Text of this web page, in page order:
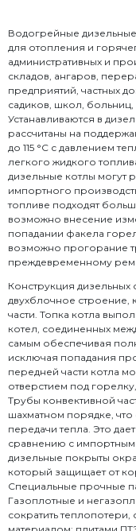
Водогрейные
для отопления и
административных и
складов, ангаров,
предприятий, частных
садиков, школ, больниц,
Устанавливаются в
рассчитаны на
до 115 °С с давлением
легкого жидкого
дизельные котлы могут
импортного
топливе подходят
возможно внесение
попадании факела
возможно прогорание
преждевременному
Конструкция дизельных
двухблочное строение,
части. Топка котла
котел, соединенных
самым обеспечивая
исключая попадания
передней части котла
отверстием под
Трубы конвективной
шахматном порядке,
передачи тепла. Это
сравнению с
дизельные покрыты
который защищает от
Специальные прочные
Газоплотные и
сократить